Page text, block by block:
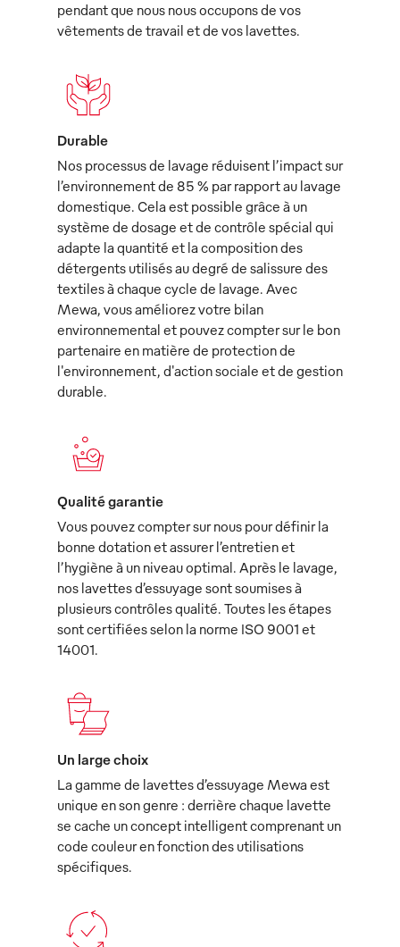
pendant que nous nous occupons de vos
vêtements de travail et de vos lavettes.
Durable
Nos processus de lavage réduisent l’impact sur
l’environnement de 85 % par rapport au lavage
domestique. Cela est possible grâce à un
système de dosage et de contrôle spécial qui
adapte la quantité et la composition des
détergents utilisés au degré de salissure des
textiles à chaque cycle de lavage. Avec
Mewa, vous améliorez votre bilan
environnemental et pouvez compter sur le bon
partenaire en matière de protection de
l'environnement, d'action sociale et de gestion
durable.
Qualité garantie
Vous pouvez compter sur nous pour définir la
bonne dotation et assurer l’entretien et
l’hygiène à un niveau optimal. Après le lavage,
nos lavettes d’essuyage sont soumises à
plusieurs contrôles qualité. Toutes les étapes
sont certifiées selon la norme ISO 9001 et
14001.
Un large choix
La gamme de lavettes d’essuyage Mewa est
unique en son genre : derrière chaque lavette
se cache un concept intelligent comprenant un
code couleur en fonction des utilisations
spécifiques.